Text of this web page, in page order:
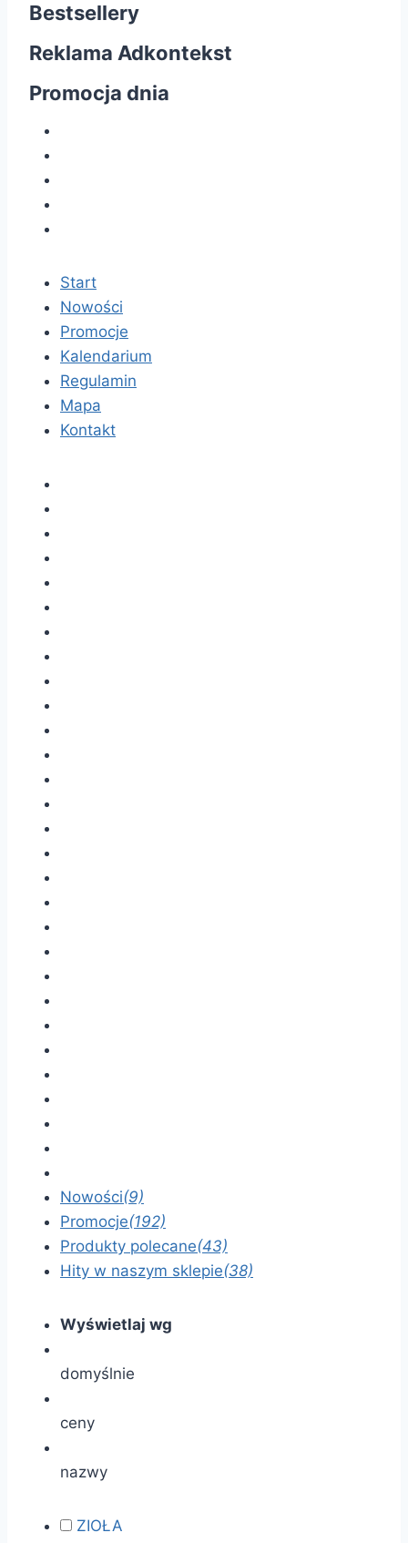
Bestsellery
Reklama Adkontekst
Promocja dnia
Start
Nowości
Promocje
Kalendarium
Regulamin
Mapa
Kontakt
Nowości(9)
Promocje(192)
Produkty polecane(43)
Hity w naszym sklepie(38)
Wyświetlaj wg
domyślnie
ceny
nazwy
ZIOŁA